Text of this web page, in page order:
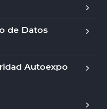
de Datos
Autoexpo